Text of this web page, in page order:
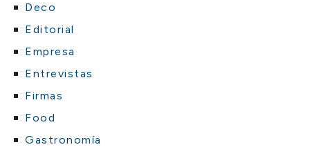
Deco
Editorial
Empresa
Entrevistas
Firmas
Food
Gastronomía